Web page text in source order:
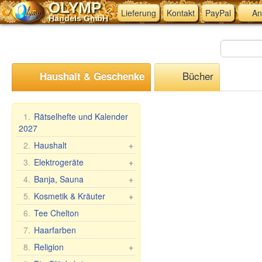
OLYMP
Handels GmbH Lieferung Kontakt PayPal
Haushalt & Geschenke Bücher
1. Rätselhefte und Kalender
2027
+
2. Haushalt
Mangal, Grills
Spieße
Dampfkocher
Haushaltswaren
Waschen und Reinigen
Teig- &
Maultaschenformen &
+
3. Elektrogeräte
Küchen-Elektrogeräte
Andere Elektrogeräte
+
4. Banja, Sauna
Saunareisig
Saunabekleidung
Saunazubehör
Kosmetik
Sauna/Badewanne
+
5. Kosmetik & Kräuter
Geschenk-Sets
Babuschka Agafia
Repejnik (Klette)
Pferdelinie
6. Tee Chelton
7. Haarfarben
+
8. Religion